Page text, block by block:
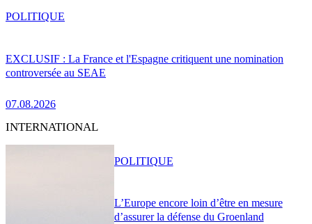
EXCLUSIF : La France et l'Espagne critiquent une nomination
controversée au SEAE
07.08.2026
POLITIQUE
INTERNATIONAL
L’Europe encore loin d’être en mesure
d’assurer la défense du Groenland
POLITIQUE